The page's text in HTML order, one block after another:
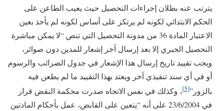
يترتب عنه بطلان إجراءات التحصيل حيث يعيب الطاعن على
الحكم الابتدائي لكونه لم يرتكز على أساس لكونه لم يأخذ بعين
الاعتبار المادة 36 من مدونة التحصيل التي تنص “لا يمكن مباشرة
التحصيل الجبري إلا بعد إرسال آخر إشعار للمدين دون صوائر،
ويجب تقييد تاريخ إرسال هذا الإشعار في جدول الضرائب والرسوم
أو في أي سند تنفيذي آخر ويعتد بهذا التقييد ما لم يطعن فيه
بالزور”[5]
، وكذلك في نفس الاتجاه صدرت محكمة النقض قرار
في 23/6/2004 على أنه “يتعين على القابض، عمل بأحكام المادتين